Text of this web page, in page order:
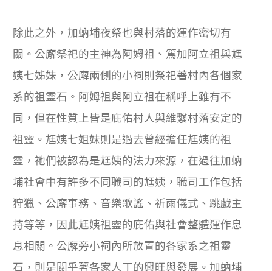
除此之外，加蚋埔夜祭也與村落的運作密切有
關。公廨祭祀的主神為阿姆祖、篤加阿立祖與尪
姨七姊妹，公廨兩側的小祠則祭祀著村內各個家
系的祖靈石。阿姆祖與阿立祖在稱呼上雖有不
同，但在性質上皆是庇佑村人與維繫村落安定的
祖靈。尪姨七姐妹則是過去曾經擔任尪姨的祖
靈，祂們被認為是尪姨的法力來源，在過往加蚋
埔社會中有許多不同職司的尪姨，職司工作包括
狩獵、公廨事務、音樂歌謠、祈雨儀式、跳戲主
持等等，因此尪姨祖靈的庇佑與社會整體運作息
息相關。公廨旁小祠內所放置的各家系之祖靈
石，則是關乎著各家人丁的興旺與發展。加蚋埔